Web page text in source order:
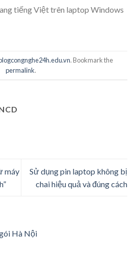
tiếng Việt trên laptop Windows
. Bookmark the
permalink.
máy
Sử dụng pin laptop không bị
chai hiệu quả và đúng cách
Hà Nội